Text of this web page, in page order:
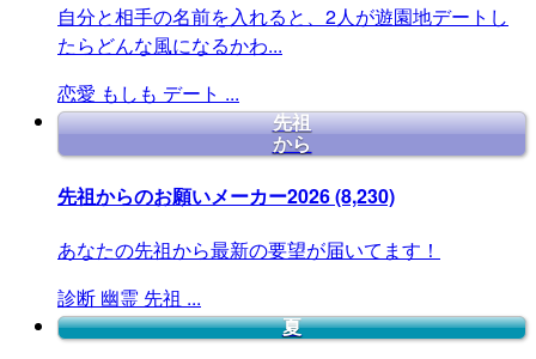
自分と相手の名前を入れると、2人が遊園地デートし
たらどんな風になるかわ...
恋愛 もしも デート ...
先祖
から
先祖からのお願いメーカー2026(8,230)
あなたの先祖から最新の要望が届いてます！
診断 幽霊 先祖 ...
夏